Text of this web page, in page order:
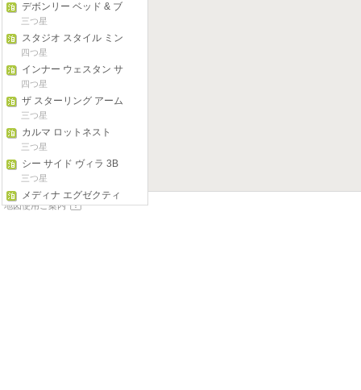
デボンリー ベッド & ブ
レックファスト
三つ星
スタジオ スタイル ミン
ダリー マリーナ
四つ星
インナー ウェスタン サ
バーブス リトリート
四つ星
ザ スターリング アーム
ズ ホテル
三つ星
カルマ ロットネスト
三つ星
シー サイド ヴィラ 3B
三つ星
メディナ エグゼクティ
ブ バラック プラザ
四つ星
地図使用ご案内